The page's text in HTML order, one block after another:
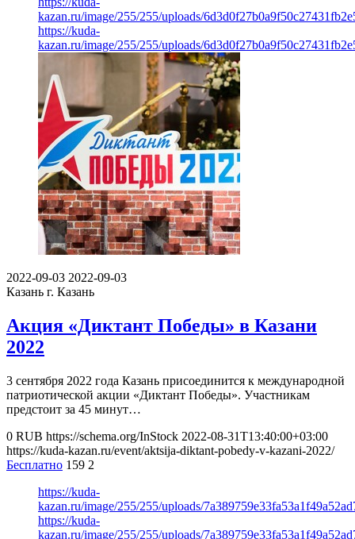
kazan.ru/image/255/255/uploads/
https://kuda-
kazan.ru/image/255/255/uploads/
2022-09-03 2022-09-03
Казань г. Казань
Акция «Диктант Победы» в Казани
2022
3 сентября 2022 года Казань присоединится к международной
патриотической акции «Диктант Победы». Участникам
предстоит за 45 минут…
0 RUB https://schema.org/InStock 2022-08-31T13:40:00+03:00
https://kuda-kazan.ru/event/aktsija-diktant-pobedy-v-kazani-2022/
Бесплатно 159 2
https://kuda-
kazan.ru/image/255/255/uploads/
https://kuda-
kazan.ru/image/255/255/uploads/